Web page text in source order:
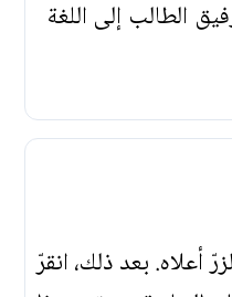
الطالب إلى اللغة
أعلاه. بعد ذلك، انقرّ